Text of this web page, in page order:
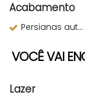
Acabamento
Persianas automatizadas
VOCÊ VAI
Lazer